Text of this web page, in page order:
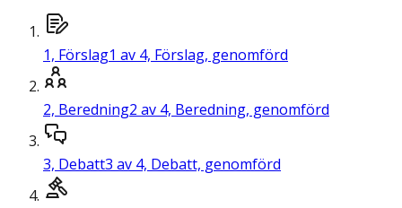
1, Förslag1 av 4, Förslag, genomförd
2, Beredning2 av 4, Beredning, genomförd
3, Debatt3 av 4, Debatt, genomförd